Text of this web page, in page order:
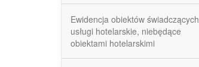
Ewidencja obiektów świadczących
usługi hotelarskie, niebędące
obiektami hotelarskimi